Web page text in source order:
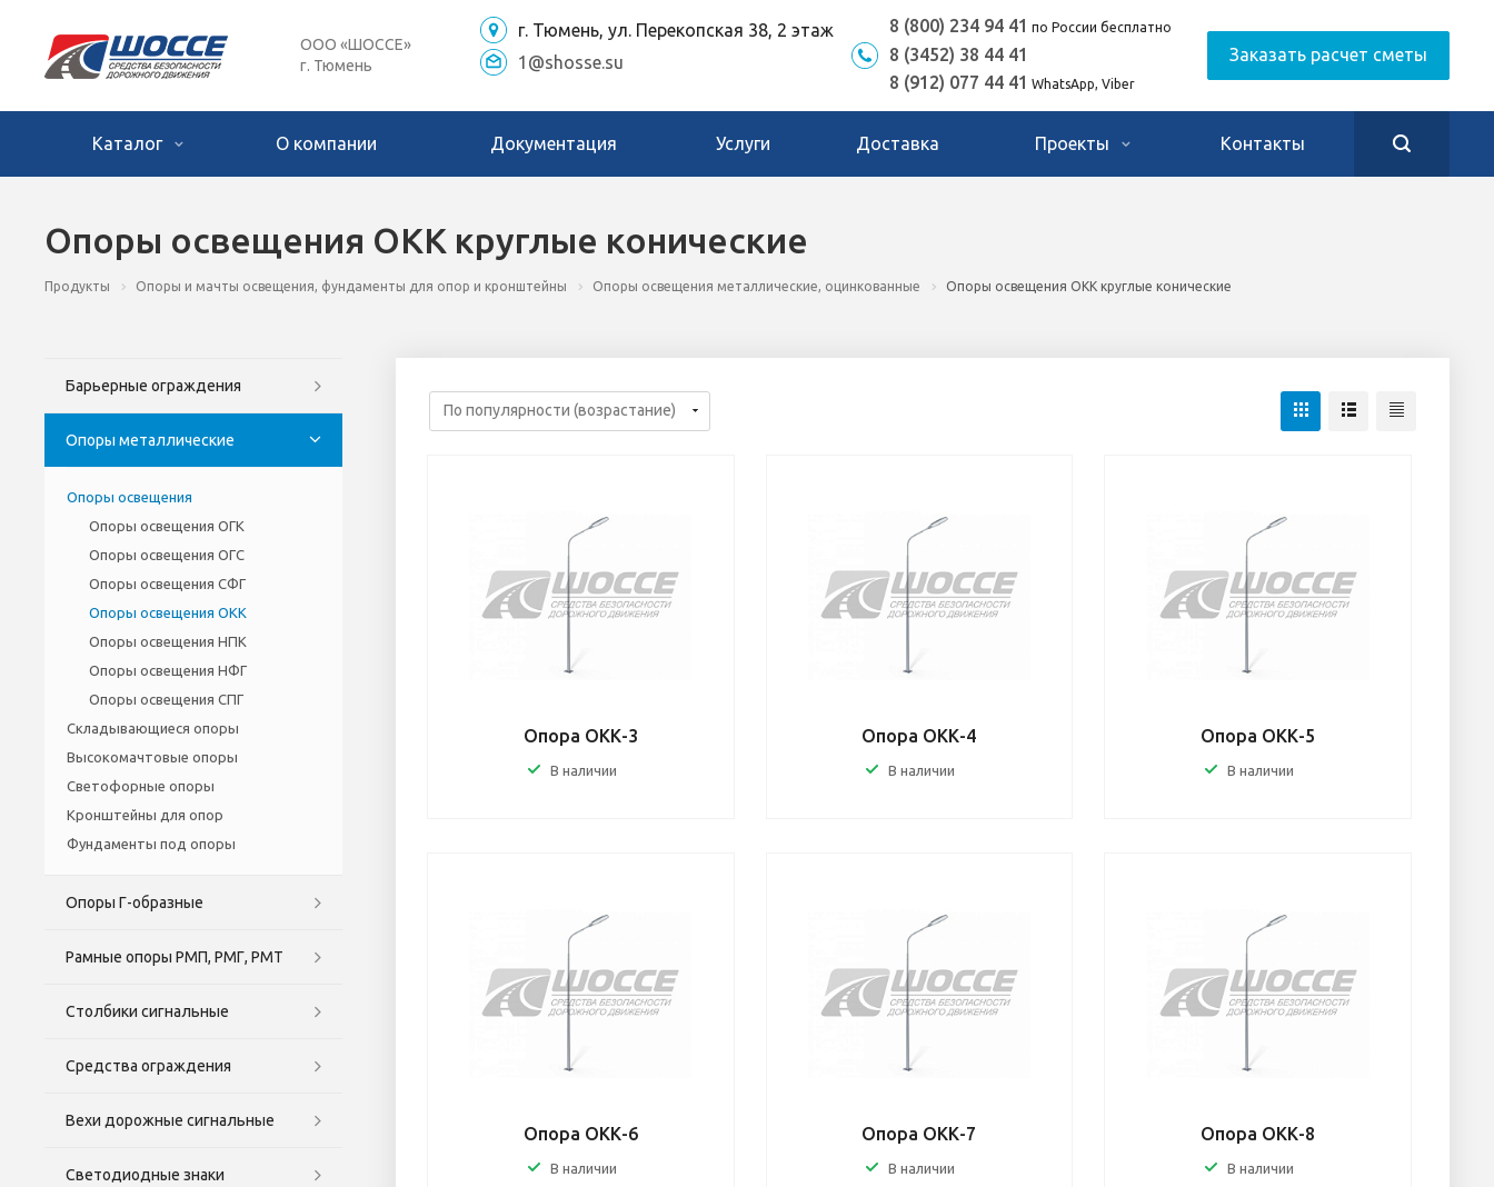
ООО «ШОССЕ»
г. Тюмень
8 (800) 234 94 41 по России бесплатно
8 (3452) 38 44 41
8 (912) 077 44 41 WhatsApp, Viber
Заказать расчет сметы
г. Тюмень, ул. Перекопская 38, 2 этаж
1@shosse.su
Каталог О компании Документация Услуги Доставка Проекты Контакты
Опоры освещения ОКК круглые конические
Продукты Опоры и мачты освещения, фундаменты для опор и кронштейны Опоры освещения металлические, оцинкованные Опоры освещения ОКК круглые конические
Опора ОКК-3
В наличии
Опора ОКК-4
В наличии
Опора ОКК-5
В наличии
Опора ОКК-6
В наличии
Опора ОКК-7
В наличии
Опора ОКК-8
В наличии
Барьерные ограждения
Опоры металлические
Опоры освещения
Опоры освещения ОГК
Опоры освещения ОГС
Опоры освещения СФГ
Опоры освещения ОКК
Опоры освещения НПК
Опоры освещения НФГ
Опоры освещения СПГ
Cкладывающиеся опоры
Высокомачтовые опоры
Светофорные опоры
Кронштейны для опор
Фундаменты под опоры
Опоры Г-образные
Рамные опоры РМП, РМГ, РМТ
Столбики сигнальные
Средства ограждения
Вехи дорожные сигнальные
Светодиодные знаки